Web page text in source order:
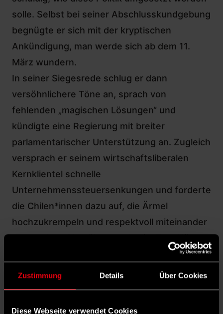
Zustimmung Details Über Cookies
Diese Webseite verwendet Cookies
solle. Selbst bei seiner Abschlusskundgebung
begnügte er sich mit der kryptischen
Ankündigung, man werde sich ab dem 11.
März wundern.
In seiner Siegesrede schlug er dann
versöhnlichere Töne an, sprach von
fehlenden „magischen Lösungen“ und
kündigte eine Regierung mit breiter
parlamentarischer Unterstützung an. Zugleich
versprach er seinem wirtschaftsliberalen
Kernklientel schnelle
Unternehmenssteuersenkungen und forderte
die Chilen*innen dazu auf, die Ärmel
hochzukrempeln und respektvoll miteinander
umzugehen. Versöhnung also im Ton, Härte